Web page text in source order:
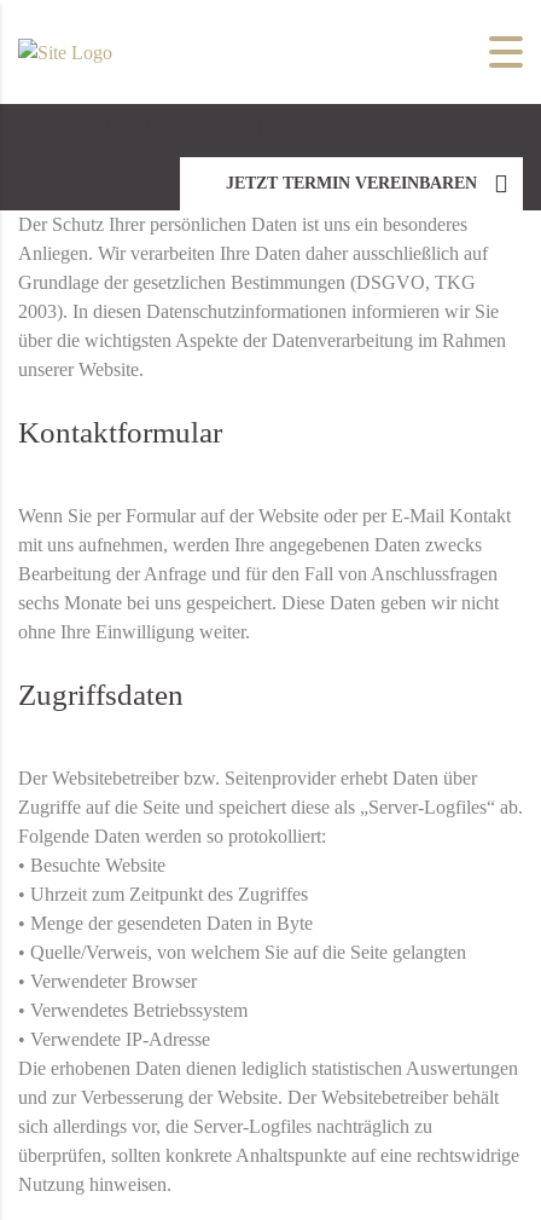
JETZT TERMIN VEREINBAREN
Der Schutz Ihrer persönlichen Daten ist uns ein besonderes
Anliegen. Wir verarbeiten Ihre Daten daher ausschließlich auf
Grundlage der gesetzlichen Bestimmungen (DSGVO, TKG
2003). In diesen Datenschutzinformationen informieren wir Sie
über die wichtigsten Aspekte der Datenverarbeitung im Rahmen
unserer Website.
Kontaktformular
Wenn Sie per Formular auf der Website oder per E-Mail Kontakt
mit uns aufnehmen, werden Ihre angegebenen Daten zwecks
Bearbeitung der Anfrage und für den Fall von Anschlussfragen
sechs Monate bei uns gespeichert. Diese Daten geben wir nicht
ohne Ihre Einwilligung weiter.
Zugriffsdaten
Der Websitebetreiber bzw. Seitenprovider erhebt Daten über
Zugriffe auf die Seite und speichert diese als „Server-Logfiles“ ab.
Folgende Daten werden so protokolliert:
• Besuchte Website
• Uhrzeit zum Zeitpunkt des Zugriffes
• Menge der gesendeten Daten in Byte
• Quelle/Verweis, von welchem Sie auf die Seite gelangten
• Verwendeter Browser
• Verwendetes Betriebssystem
• Verwendete IP-Adresse
Die erhobenen Daten dienen lediglich statistischen Auswertungen
und zur Verbesserung der Website. Der Websitebetreiber behält
sich allerdings vor, die Server-Logfiles nachträglich zu
überprüfen, sollten konkrete Anhaltspunkte auf eine rechtswidrige
Nutzung hinweisen.